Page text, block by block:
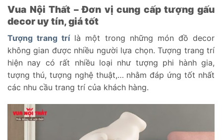
Vua Nội Thất – Đơn vị cung cấp tượng gấu
decor uy tín, giá tốt
Tượng trang trílà một trong những món đồ decor
không gian được nhiều người lựa chọn. Tượng trang trí
hiện nay có rất nhiều loại như tượng phi hành gia,
tượng thú, tượng nghệ thuật,… nhằm đáp ứng tốt nhất
các nhu cầu trang trí của khách hàng.